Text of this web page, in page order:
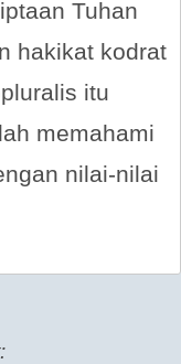
Tuhan
hakikat kodrat
itu
memahami
nilai-nilai